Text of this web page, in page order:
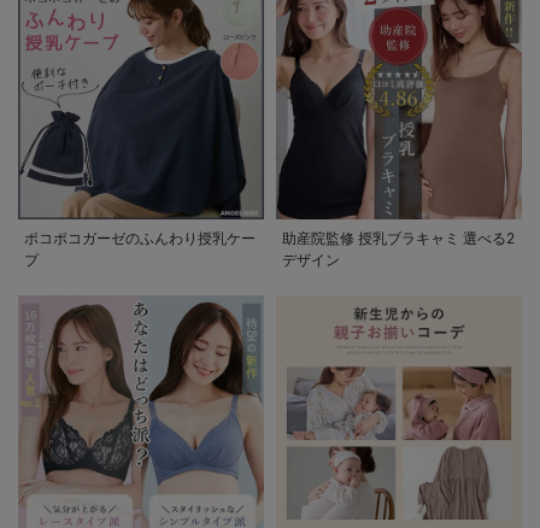
ポコポコガーゼのふんわり授乳ケー
プ
助産院監修 授乳ブラキャミ 選べる2
デザイン